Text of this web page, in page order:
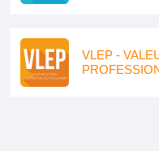
VLEP -